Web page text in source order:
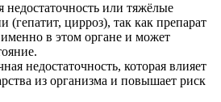
недостаточность или тяжёлые
(гепатит, цирроз), так как препарат
именно в этом органе и может
недостаточность, которая влияет
из организма и повышает риск